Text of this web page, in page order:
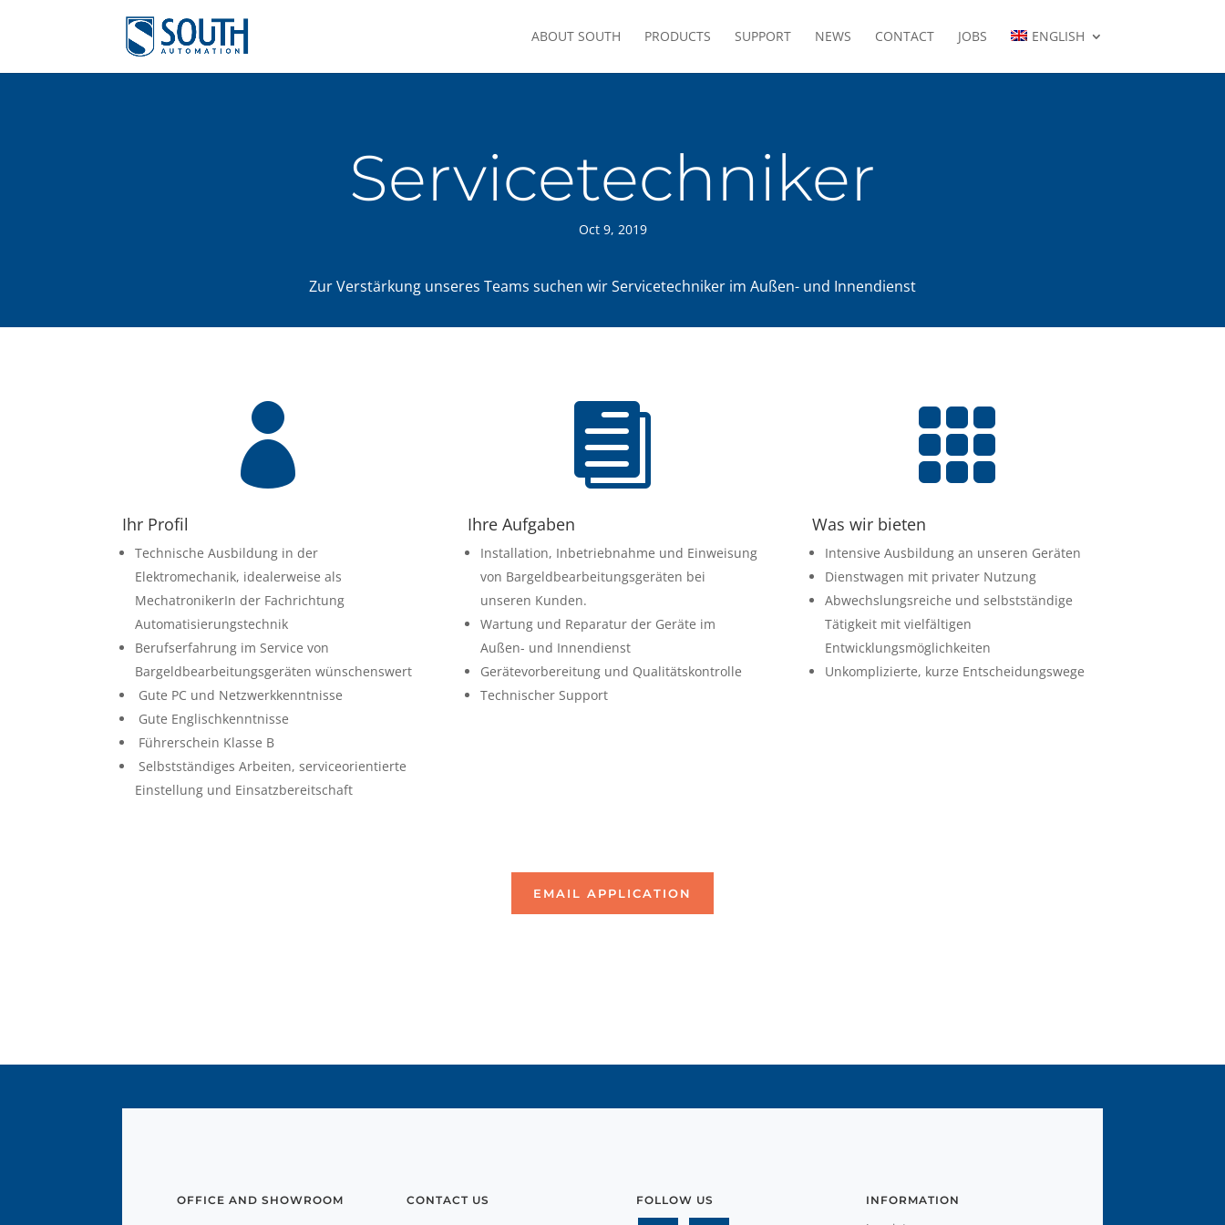
ABOUT SOUTH PRODUCTS SUPPORT NEWS CONTACT JOBS ENGLISH
Servicetechniker
Oct 9, 2019
Zur Verstärkung unseres Teams suchen wir Servicetechniker im Außen- und Innendienst

Ihr Profil
Technische Ausbildung in der
Elektromechanik, idealerweise als
MechatronikerIn der Fachrichtung
Automatisierungstechnik
Berufserfahrung im Service von
Bargeldbearbeitungsgeräten wünschenswert
Gute PC und Netzwerkkenntnisse
Gute Englischkenntnisse
Führerschein Klasse B
Selbstständiges Arbeiten, serviceorientierte
Einstellung und Einsatzbereitschaft

Ihre Aufgaben
Installation, Inbetriebnahme und Einweisung
von Bargeldbearbeitungsgeräten bei
unseren Kunden.
Wartung und Reparatur der Geräte im
Außen- und Innendienst
Gerätevorbereitung und Qualitätskontrolle
Technischer Support

Was wir bieten
Intensive Ausbildung an unseren Geräten
Dienstwagen mit privater Nutzung
Abwechslungsreiche und selbstständige
Tätigkeit mit vielfältigen
Entwicklungsmöglichkeiten
Unkomplizierte, kurze Entscheidungswege
EMAIL APPLICATION
OFFICE AND SHOWROOM CONTACT US FOLLOW US INFORMATION